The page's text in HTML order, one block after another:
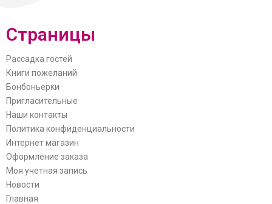
Страницы
Рассадка гостей
Книги пожеланий
Бонбоньерки
Пригласительные
Наши контакты
Политика конфиденциальности
Интернет магазин
Оформление заказа
Моя учетная запись
Новости
Главная